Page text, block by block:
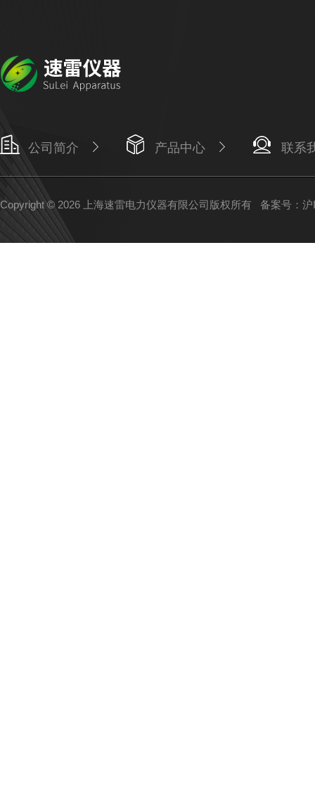
公司简介 产品中心 联系
Copyright © 2026 上海速雷电力仪器有限公司版权所有 备案号：